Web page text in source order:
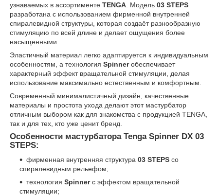
узнаваемых в ассортименте TENGA . Модель 03 STEPS
разработана с использованием фирменной внутренней
спиралевидной структуры, которая создаёт разнообразную
стимуляцию по всей длине и делает ощущения более
насыщенными.
Эластичный материал легко адаптируется к индивидуальным
особенностям, а технология Spinnerобеспечивает
характерный эффект вращательной стимуляции, делая
использование максимально естественным и комфортным.
Современный минималистичный дизайн, качественные
материалы и простота ухода делают этот мастурбатор
отличным выбором как для знакомства с продукцией TENGA,
так и для тех, кто уже ценит бренд.
Особенности мастурбатора Tenga Spinner DX 03
STEPS:
фирменная внутренняя структура 03 STEPS со
спиралевидным рельефом;
технология Spinnerс эффектом вращательной
стимуляции;